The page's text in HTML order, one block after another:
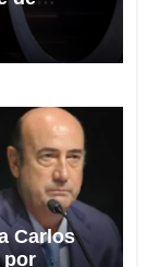
Carlos
por